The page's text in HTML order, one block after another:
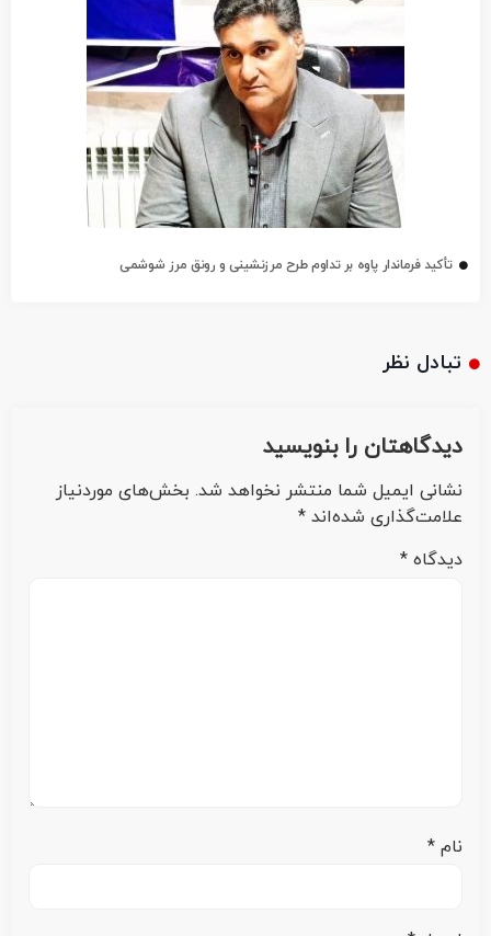
تأکید فرماندار پاوه بر تداوم طرح مرزنشینی و رونق مرز شوشمی
تبادل نظر
دیدگاهتان را بنویسید
نشانی ایمیل شما منتشر نخواهد شد. بخش‌های موردنیاز
علامت‌گذاری شده‌اند *
دیدگاه *
نام *